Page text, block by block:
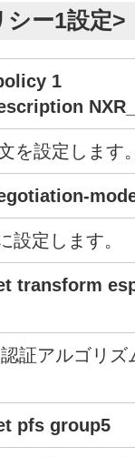
ー1設定>
1
を設定します
設定します。
transform
証アルゴリ
pfs group5